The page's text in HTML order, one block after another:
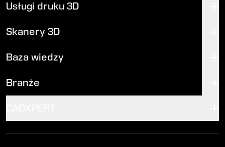
Usługi druku 3D
Skanery 3D
Baza wiedzy
Branże